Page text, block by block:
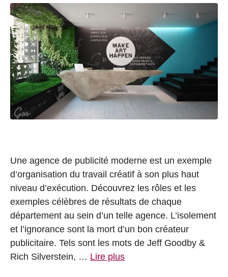
Une agence de publicité moderne est un exemple
d’organisation du travail créatif à son plus haut
niveau d’exécution. Découvrez les rôles et les
exemples célèbres de résultats de chaque
département au sein d’un telle agence. L’isolement
et l’ignorance sont la mort d’un bon créateur
publicitaire. Tels sont les mots de Jeff Goodby &
Rich Silverstein, … Lire plus